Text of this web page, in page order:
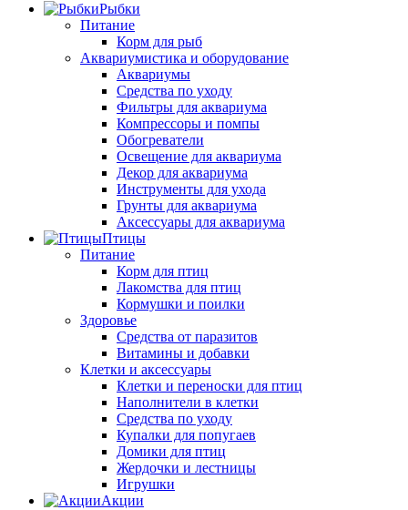
Рыбки
Питание
Корм для рыб
Аквариумистика и оборудование
Аквариумы
Средства по уходу
Фильтры для аквариума
Компрессоры и помпы
Обогреватели
Освещение для аквариума
Декор для аквариума
Инструменты для ухода
Грунты для аквариума
Аксессуары для аквариума
Птицы
Питание
Корм для птиц
Лакомства для птиц
Кормушки и поилки
Здоровье
Средства от паразитов
Витамины и добавки
Клетки и аксессуары
Клетки и переноски для птиц
Наполнители в клетки
Средства по уходу
Купалки для попугаев
Домики для птиц
Жердочки и лестницы
Игрушки
Акции